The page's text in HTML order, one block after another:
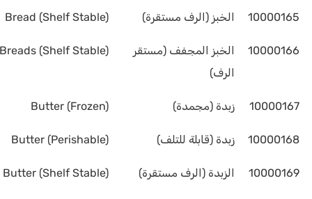
10000165 الخبز (الرف مستقرة) Bread (Shelf Stable)
10000166
الخبز المجفف (مستقر
الرف)
(Shelf Stable)
10000167 زبدة (مجمدة) Butter (Frozen)
10000168 زبدة (قابلة للتلف) Butter (Perishable)
10000169 الزبدة (الرف مستقرة) Butter (Shelf Stable)